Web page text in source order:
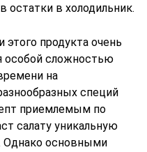
остатки в холодильник.
этого продукта очень
особой сложностью
на
специй
приемлемым по
салату уникальную
Однако основными